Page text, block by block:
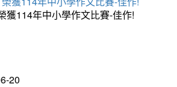
獲114年中小學作文比賽-佳作!
20